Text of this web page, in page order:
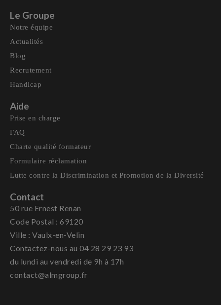
Le Groupe
Notre équipe
Actualités
Blog
Recrutement
Handicap
Aide
Prise en charge
FAQ
Charte qualité formateur
Formulaire réclamation
Lutte contre la Discrimination et Promotion de la Diversité
Contact
50 rue Ernest Renan
Code Postal : 69120
Ville : Vaulx-en-Velin
Contactez-nous au 04 28 29 23 93
du lundi au vendredi de 9h à 17h
contact@almgroup.fr